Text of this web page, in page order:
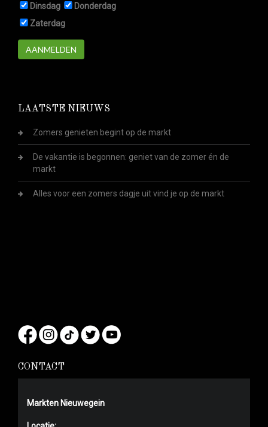
Dinsdag
Donderdag
Zaterdag
AANMELDEN
LAATSTE NIEUWS
Zomers genieten begint op de markt
De vakantie is begonnen: geniet van de zomer én de
markt
Alles voor een zomers dagje uit vind je op de markt
CONTACT
Markten Nieuwegein